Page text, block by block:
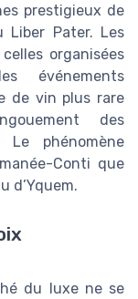
prestigieux de
Liber Pater. Les
organisées
événements
de vin plus rare
des
phénomène
Conti que
d’Yquem.
du luxe ne se